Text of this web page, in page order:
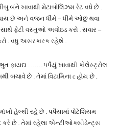
બંને ખાવાથી મેટાબોલિઝમ રેટ વધે છે .
છે અને વજન ધીમે – ધીમે ઓછું થવા
ફેટી વસ્તુઓ અવોઇડ કરો . સવાર –
. વધુ અસરકારક રહેશે .
ફાયદા ……..પપૈયું ખાવાથી કોલેસ્ટ્રોલ
છે . તેમાં વિટામિના c હોય છે .
હેલ્થી રહે છે . પપૈયામાં પોટેશિયમ
કરે છે . તેમાં રહેલા એન્ટીઓક્સીડેન્ટ્સ